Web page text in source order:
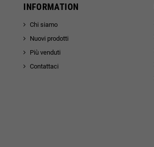
INFORMATION
Chi siamo
Nuovi prodotti
Più venduti
Contattaci